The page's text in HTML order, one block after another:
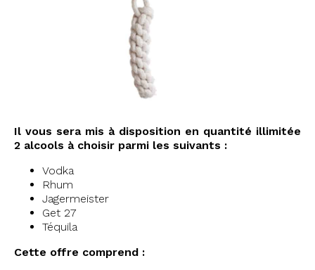
Il vous sera mis à disposition en quantité illimitée
2 alcools à choisir parmi les suivants :
Vodka
Rhum
Jagermeister
Get 27
Téquila
Cette offre comprend :